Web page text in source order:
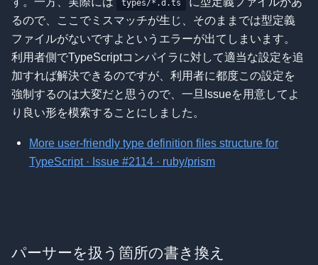
types/*.d.ts
るので、ここでミスマッチが生じ、そのままでは型定義
ファイルがないですよというエラーが出てしまいます。
利用者側でTypeScriptコンパイラに対して適当な設定を追
加すれば解決できるのですが、利用者に都度この設定を
強制するのは大変だと思うので、一旦Issueを用意してよ
り良い形を模索することにしました。
More user-friendly type definition files structure for
TypeScript · Issue #2114 · ruby/prism
パーサーを扱う箇所の書き換え